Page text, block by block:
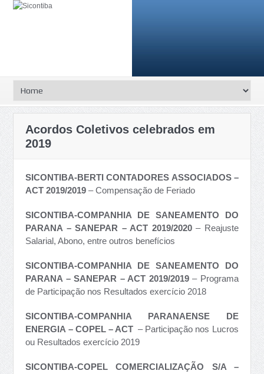
Acordos Coletivos celebrados em
2019
SICONTIBA-BERTI CONTADORES ASSOCIADOS –
ACT 2019/2019 – Compensação de Feriado
SICONTIBA-COMPANHIA DE SANEAMENTO DO
PARANA – SANEPAR – ACT 2019/2020– Reajuste
Salarial, Abono, entre outros benefícios
SICONTIBA-COMPANHIA DE SANEAMENTO DO
PARANA – SANEPAR – ACT 2019/2019– Programa
de Participação nos Resultados exercício 2018
SICONTIBA-COMPANHIA PARANAENSE DE
ENERGIA – COPEL – ACT – Participação nos Lucros
ou Resultados exercício 2019
SICONTIBA-COPEL COMERCIALIZAÇÃO S/A –